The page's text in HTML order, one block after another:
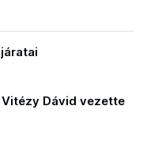
Dávid vezette